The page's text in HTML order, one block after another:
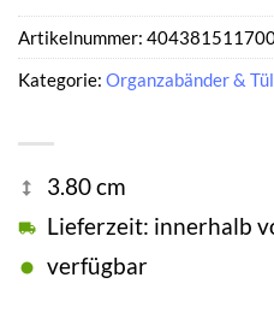
3.80 cm
Lieferzeit: innerhalb
verfügbar
Artikelnummer:
Kategorie: Organzabänder &